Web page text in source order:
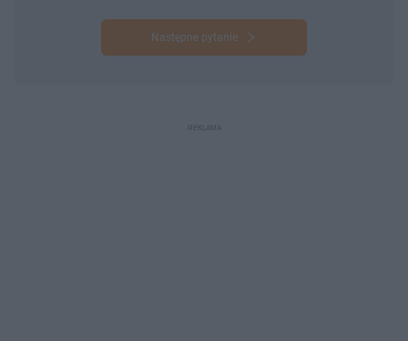
Następne pytanie